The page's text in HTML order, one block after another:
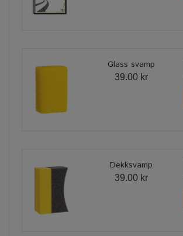
Glass svamp
39.00 kr
Dekksvamp
39.00 kr